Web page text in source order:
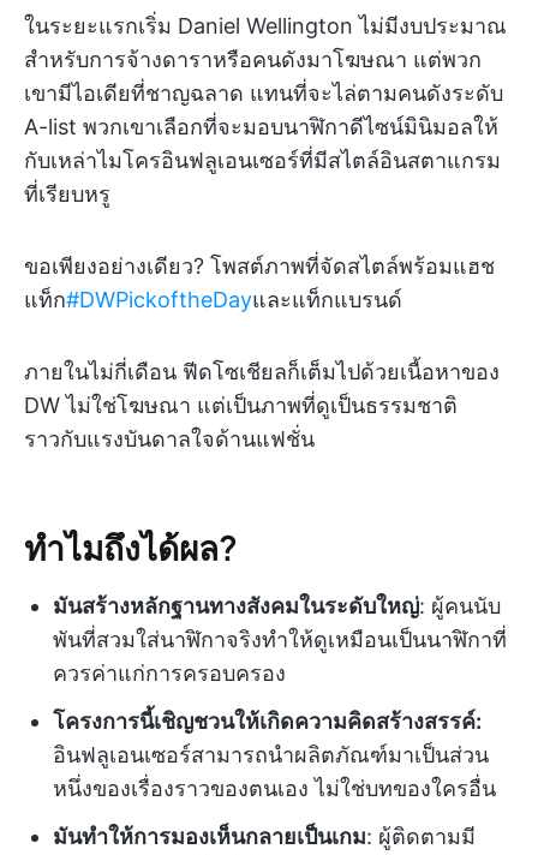
ในระยะแรกเริ่ม Daniel Wellington ไม่มีงบประมาณ
สำหรับการจ้างดาราหรือคนดังมาโฆษณา แต่พวก
เขามีไอเดียที่ชาญฉลาด แทนที่จะไล่ตามคนดังระดับ
A-list พวกเขาเลือกที่จะมอบนาฬิกาดีไซน์มินิมอลให้
กับเหล่าไมโครอินฟลูเอนเซอร์ที่มีสไตล์อินสตาแกรม
ที่เรียบหรู
ขอเพียงอย่างเดียว? โพสต์ภาพที่จัดสไตล์พร้อมแฮช
แท็ก#DWPickoftheDayและแท็กแบรนด์
ภายในไม่กี่เดือน ฟีดโซเชียลก็เต็มไปด้วยเนื้อหาของ
DW ไม่ใช่โฆษณา แต่เป็นภาพที่ดูเป็นธรรมชาติ
ราวกับแรงบันดาลใจด้านแฟชั่น
ทำไมถึงได้ผล?
มันสร้างหลักฐานทางสังคมในระดับใหญ่: ผู้คนนับ
พันที่สวมใส่นาฬิกาจริงทำให้ดูเหมือนเป็นนาฬิกาที่
ควรค่าแก่การครอบครอง
โครงการนี้เชิญชวนให้เกิดความคิดสร้างสรรค์:
อินฟลูเอนเซอร์สามารถนำผลิตภัณฑ์มาเป็นส่วน
หนึ่งของเรื่องราวของตนเอง ไม่ใช่บทของใครอื่น
มันทำให้การมองเห็นกลายเป็นเกม: ผู้ติดตามมี